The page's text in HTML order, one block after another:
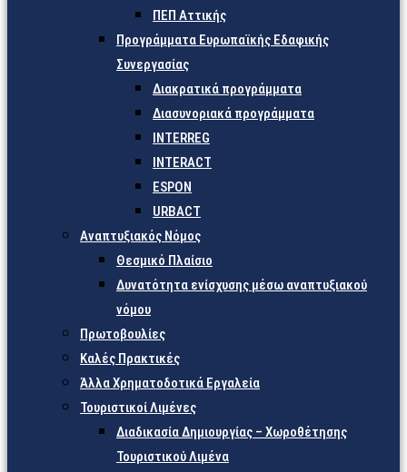
ΠΕΠ Αττικής
Προγράμματα Ευρωπαϊκής Εδαφικής
Συνεργασίας
Διακρατικά προγράμματα
Διασυνοριακά προγράμματα
INTERREG
INTERACT
ESPON
URBACT
Αναπτυξιακός Νόμος
Θεσμικό Πλαίσιο
Δυνατότητα ενίσχυσης μέσω αναπτυξιακού
νόμου
Πρωτοβουλίες
Καλές Πρακτικές
Άλλα Χρηματοδοτικά Εργαλεία
Τουριστικοί Λιμένες
Διαδικασία Δημιουργίας – Χωροθέτησης
Τουριστικού Λιμένα